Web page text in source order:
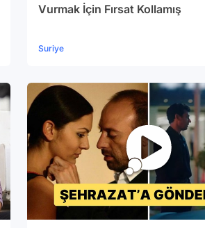
Vurmak İçin Fırsat Kollamış
Suriye